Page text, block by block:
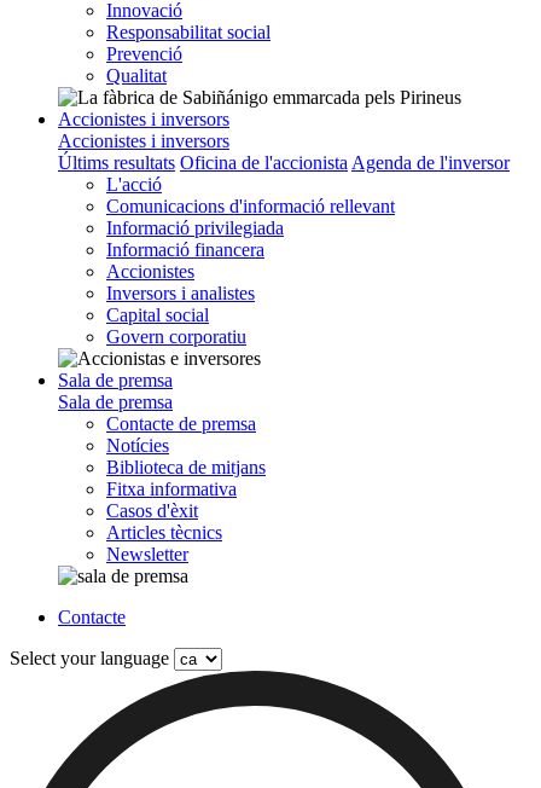
Innovació
Responsabilitat social
Prevenció
Qualitat
Accionistes i inversors
Accionistes i inversors
Últims resultats Oficina de l'accionista Agenda de l'inversor
L'acció
Comunicacions d'informació rellevant
Informació privilegiada
Informació financera
Accionistes
Inversors i analistes
Capital social
Govern corporatiu
Sala de premsa
Sala de premsa
Contacte de premsa
Notícies
Biblioteca de mitjans
Fitxa informativa
Casos d'èxit
Articles tècnics
Newsletter
Contacte
Select your language